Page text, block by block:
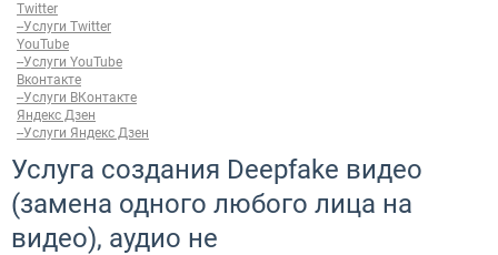
Twitter
--Услуги Twitter
YouTube
--Услуги YouTube
Вконтакте
--Услуги ВКонтакте
Яндекс Дзен
--Услуги Яндекс Дзен
Услуга создания Deepfake видео
(замена одного любого лица на
видео), аудио не